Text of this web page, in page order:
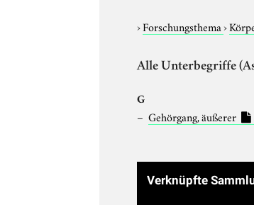
›Forschungsthema›
Alle Unterbegriffe
G
Gehörgang, äußerer
Verknüpfte